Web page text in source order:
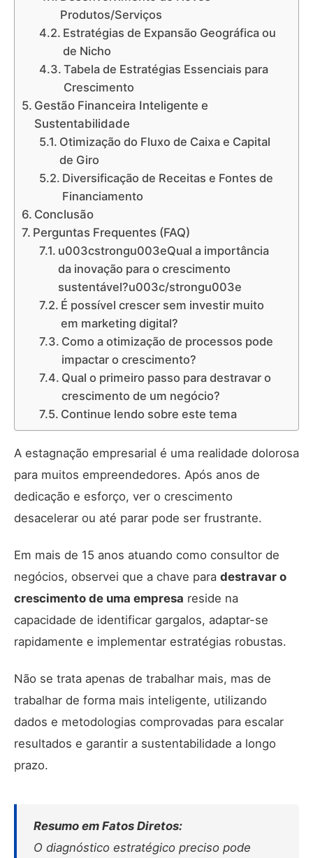
Produtos/Serviços
Estratégias de Expansão Geográfica ou
de Nicho
Tabela de Estratégias Essenciais para
Crescimento
Gestão Financeira Inteligente e
Sustentabilidade
Otimização do Fluxo de Caixa e Capital
de Giro
Diversificação de Receitas e Fontes de
Financiamento
Conclusão
Perguntas Frequentes (FAQ)
u003cstrongu003eQual a importância
da inovação para o crescimento
sustentável?u003c/strongu003e
É possível crescer sem investir muito
em marketing digital?
Como a otimização de processos pode
impactar o crescimento?
Qual o primeiro passo para destravar o
crescimento de um negócio?
Continue lendo sobre este tema
A estagnação empresarial é uma realidade dolorosa
para muitos empreendedores. Após anos de
dedicação e esforço, ver o crescimento
desacelerar ou até parar pode ser frustrante.
Em mais de 15 anos atuando como consultor de
negócios, observei que a chave para destravar o
crescimento de uma empresa reside na
capacidade de identificar gargalos, adaptar-se
rapidamente e implementar estratégias robustas.
Não se trata apenas de trabalhar mais, mas de
trabalhar de forma mais inteligente, utilizando
dados e metodologias comprovadas para escalar
resultados e garantir a sustentabilidade a longo
prazo.
Resumo em Fatos Diretos:
O diagnóstico estratégico preciso pode